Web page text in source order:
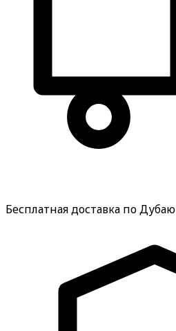
Бесплатная доставка по Дубаю